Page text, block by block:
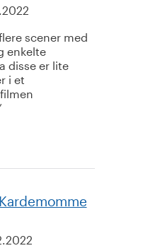
scener med
enkelte
disse er lite
i et